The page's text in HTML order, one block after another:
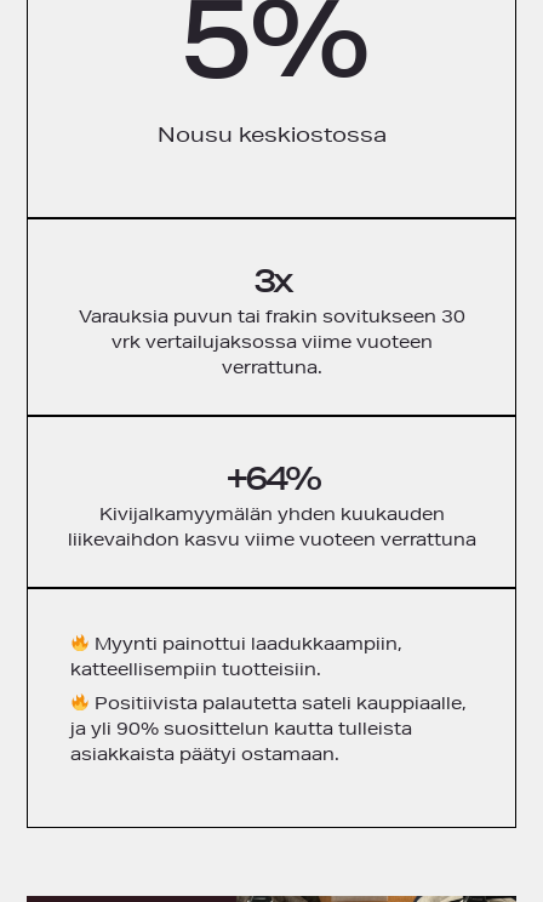
5%
Nousu keskiostossa
3x
Varauksia puvun tai frakin sovitukseen 30
vrk vertailujaksossa viime vuoteen
verrattuna.
+64%
Kivijalkamyymälän yhden kuukauden
liikevaihdon kasvu viime vuoteen verrattuna
Myynti painottui laadukkaampiin,
katteellisempiin tuotteisiin.
Positiivista palautetta sateli kauppiaalle,
ja yli 90% suosittelun kautta tulleista
asiakkaista päätyi ostamaan.